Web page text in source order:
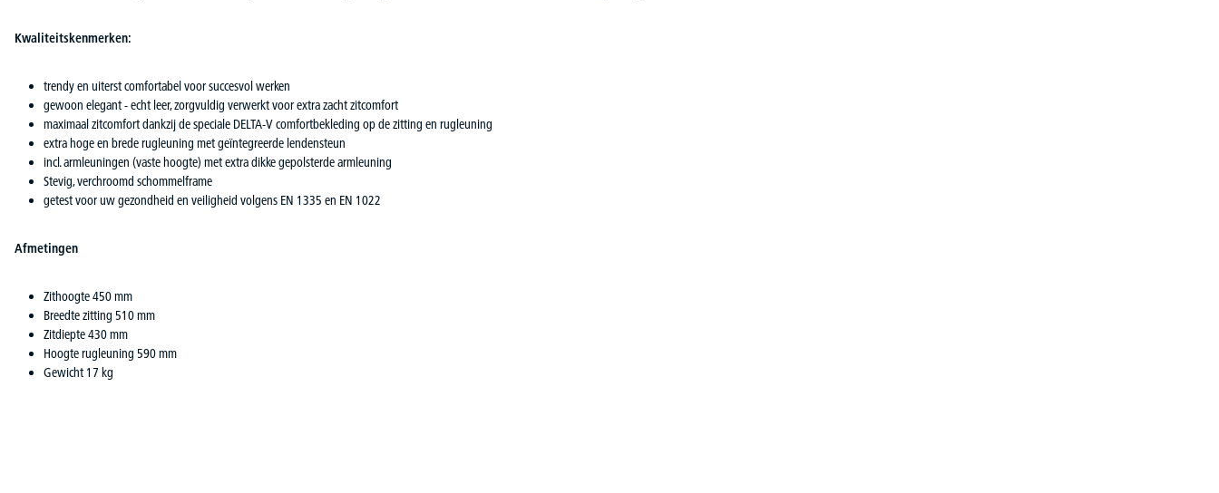
Kwaliteitskenmerken:
trendy en uiterst comfortabel voor succesvol werken
gewoon elegant - echt leer, zorgvuldig verwerkt voor extra zacht zitcomfort
maximaal zitcomfort dankzij de speciale DELTA-V comfortbekleding op de zitting en rugleuning
extra hoge en brede rugleuning met geïntegreerde lendensteun
incl. armleuningen (vaste hoogte) met extra dikke gepolsterde armleuning
Stevig, verchroomd schommelframe
getest voor uw gezondheid en veiligheid volgens EN 1335 en EN 1022
Afmetingen
Zithoogte 450 mm
Breedte zitting 510 mm
Zitdiepte 430 mm
Hoogte rugleuning 590 mm
Gewicht 17 kg